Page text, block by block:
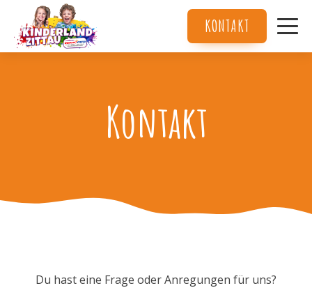
Services KONTAKT
Kontakt
Du hast eine Frage oder Anregungen für uns?